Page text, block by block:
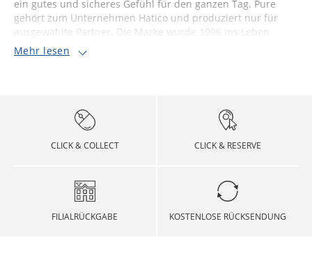
ein gutes und sicheres Gefühl für den ganzen Tag. Pure
gehört zum Unternehmen Hatico und produziert nur für
ausgewählte Partner. Die Marke wurde 1996 ins Leben
Mehr lesen
CLICK & COLLECT CLICK & RESERVE
FILIALRÜCKGABE KOSTENLOSE RÜCKSENDUNG